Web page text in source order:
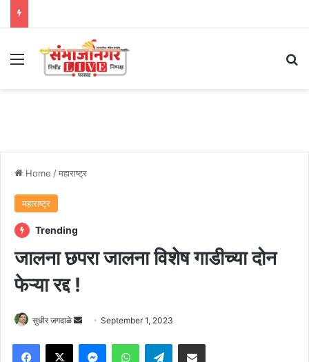
Menu
Home /महाराष्ट्र
महाराष्ट्र
Trending
जालना छपरा जालना विशेष गाडीच्या दोन
फेऱ्या रद्द !
सुधीर जगदाळे
Send
email
September 1, 2023
Facebook
X MessengerWhatsAppTelegramShare via Email